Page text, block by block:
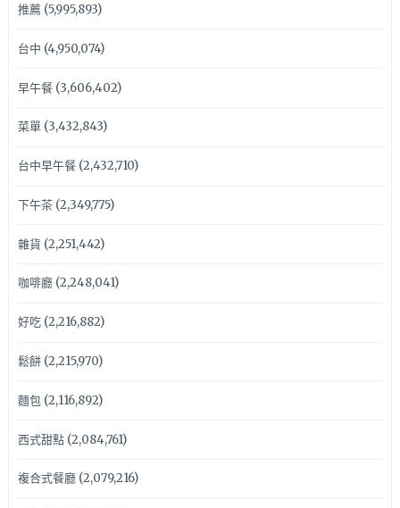
推薦(5,995,893)
台中 (4,950,074)
早午餐(3,606,402)
菜單(3,432,843)
台中早午餐(2,432,710)
下午茶(2,349,775)
雜貨 (2,251,442)
咖啡廳(2,248,041)
好吃(2,216,882)
鬆餅(2,215,970)
麵包(2,116,892)
西式甜點(2,084,761)
複合式餐廳(2,079,216)